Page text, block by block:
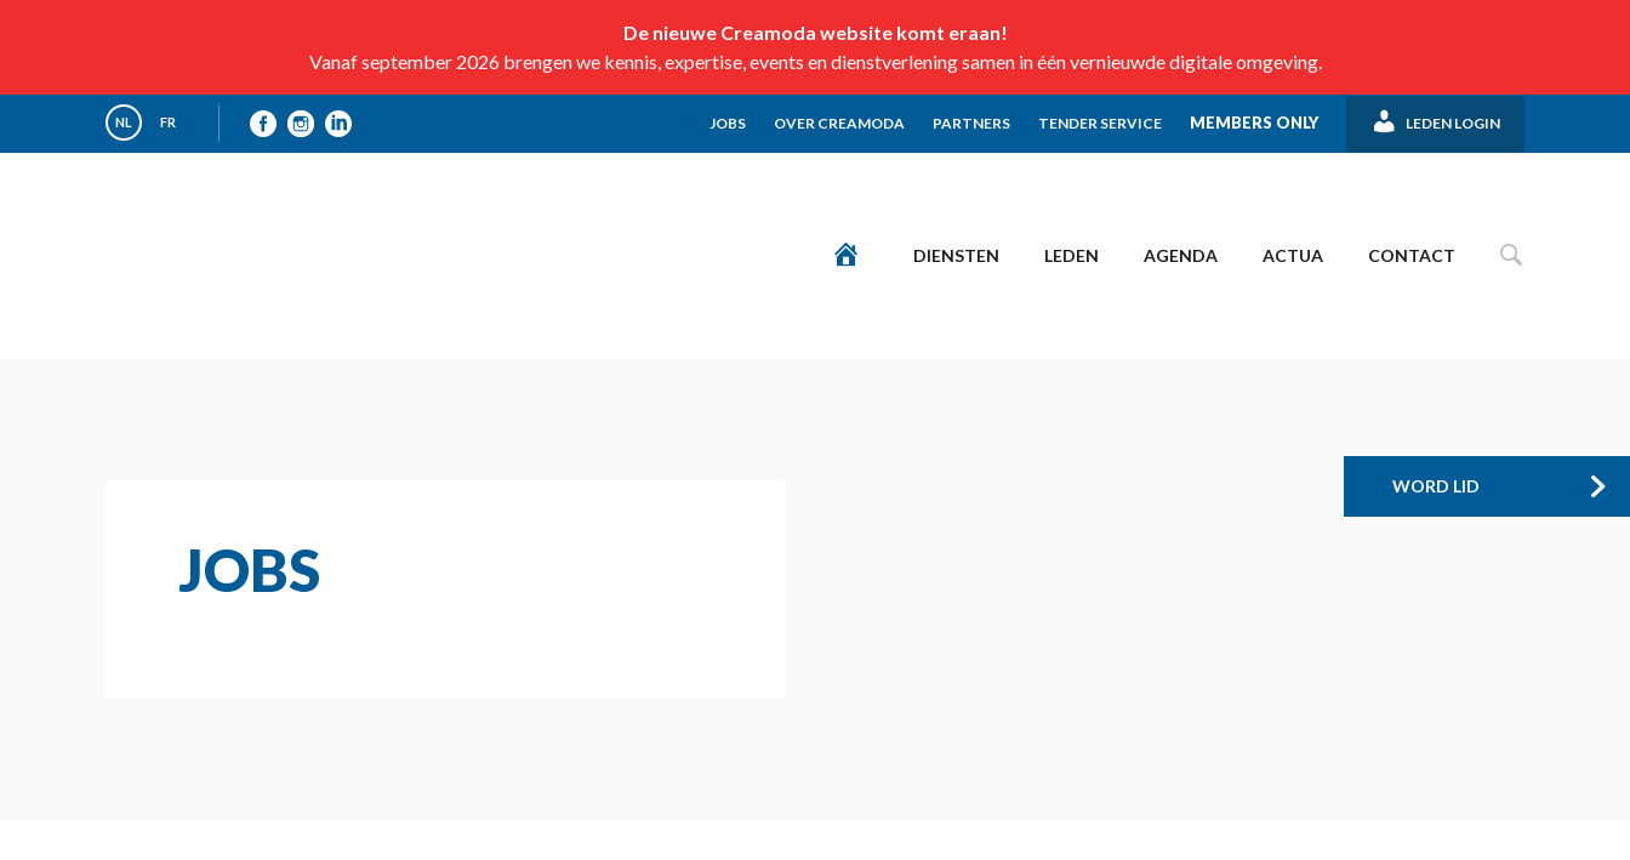
De nieuwe Creamoda website komt eraan!
Vanaf september 2026 brengen we kennis, expertise, events en dienstverlening samen in één vernieuwde digitale omgeving.
NL FR JOBS OVER CREAMODA PARTNERS TENDER SERVICE MEMBERS ONLY LEDEN LOGIN
DIENSTEN LEDEN AGENDA ACTUA CONTACT
WORD LID
JOBS